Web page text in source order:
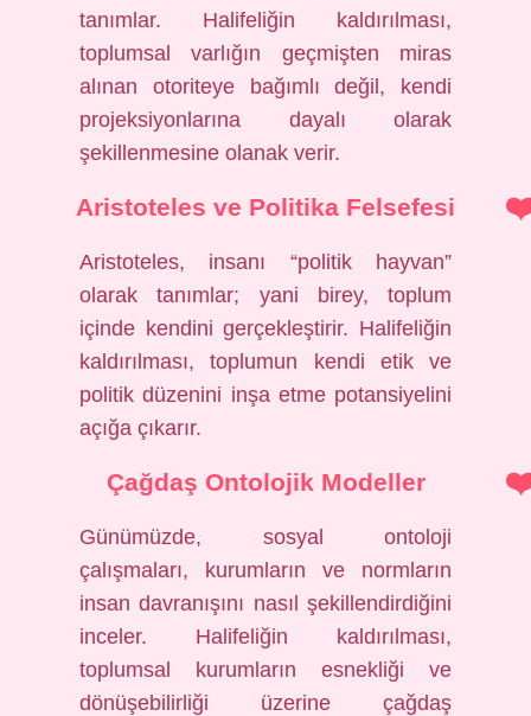
tanımlar. Halifeliğin kaldırılması,
toplumsal varlığın geçmişten miras
alınan otoriteye bağımlı değil, kendi
projeksiyonlarına dayalı olarak
şekillenmesine olanak verir.
Aristoteles ve Politika Felsefesi
Aristoteles, insanı “politik hayvan”
olarak tanımlar; yani birey, toplum
içinde kendini gerçekleştirir. Halifeliğin
kaldırılması, toplumun kendi etik ve
politik düzenini inşa etme potansiyelini
açığa çıkarır.
Çağdaş Ontolojik Modeller
Günümüzde, sosyal ontoloji
çalışmaları, kurumların ve normların
insan davranışını nasıl şekillendirdiğini
inceler. Halifeliğin kaldırılması,
toplumsal kurumların esnekliği ve
dönüşebilirliği üzerine çağdaş